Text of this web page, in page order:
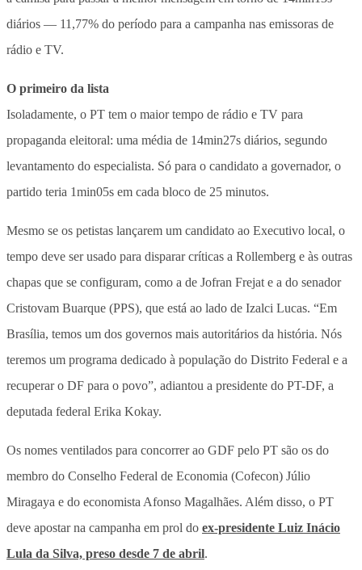
diários — 11,77% do período para a campanha nas emissoras de
rádio e TV.
O primeiro da lista
Isoladamente, o PT tem o maior tempo de rádio e TV para
propaganda eleitoral: uma média de 14min27s diários, segundo
levantamento do especialista. Só para o candidato a governador, o
partido teria 1min05s em cada bloco de 25 minutos.
Mesmo se os petistas lançarem um candidato ao Executivo local, o
tempo deve ser usado para disparar críticas a Rollemberg e às outras
chapas que se configuram, como a de Jofran Frejat e a do senador
Cristovam Buarque (PPS), que está ao lado de Izalci Lucas. “Em
Brasília, temos um dos governos mais autoritários da história. Nós
teremos um programa dedicado à população do Distrito Federal e a
recuperar o DF para o povo”, adiantou a presidente do PT-DF, a
deputada federal Erika Kokay.
Os nomes ventilados para concorrer ao GDF pelo PT são os do
membro do Conselho Federal de Economia (Cofecon) Júlio
Miragaya e do economista Afonso Magalhães. Além disso, o PT
deve apostar na campanha em prol do ex-presidente Luiz Inácio
Lula da Silva, preso desde 7 de abril.